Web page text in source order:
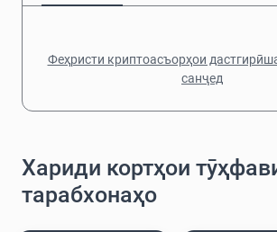
Феҳристи криптоасъорҳои
санҷед
Хариди кортҳои
тарабхонаҳо